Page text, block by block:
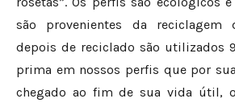
são provenientes da reciclagem
depois de reciclado são utilizados
prima em nossos perfis que por
chegado ao fim de sua vida útil,